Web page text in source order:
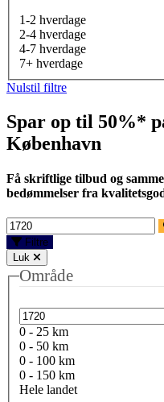
1-2 hverdage
2-4 hverdage
4-7 hverdage
7+ hverdage
Nulstil filtre
Spar op til 50%*
København
Få skriftlige tilbud og
bedømmelser fra
Filtre
Luk
Område
0 - 25 km
0 - 50 km
0 - 100 km
0 - 150 km
Hele landet